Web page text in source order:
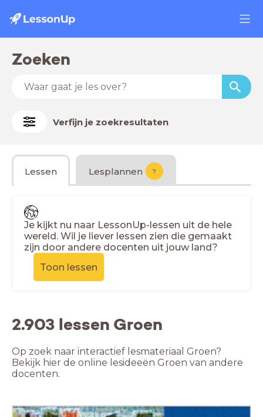
Zoeken
Verfijn je zoekresultaten
Lessen Lesplannen ?
Je kijkt nu naar LessonUp-lessen uit de hele
wereld. Wil je liever lessen zien die gemaakt
zijn door andere docenten uit jouw land?
Toon lessen
2.903 lessen Groen
Op zoek naar interactief lesmateriaal Groen?
Bekijk hier de online lesideeën Groen van andere
docenten.